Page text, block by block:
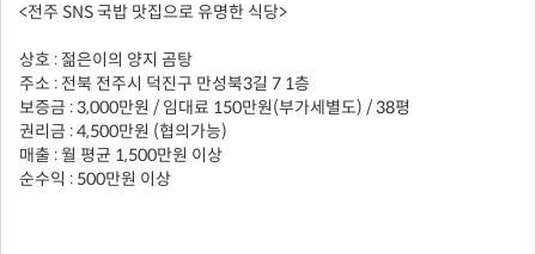
<전주 SNS 국밥 맛집으로 유명한 식당>
상호 : 젊은이의 양지 곰탕
주소 : 전북 전주시 덕진구 만성북3길 7 1층
보증금 : 3,000만원 / 임대료 150만원(부가세별도) / 38평
권리금 : 4,500만원 (협의가능)
매출 : 월 평균 1,500만원 이상
순수익 : 500만원 이상